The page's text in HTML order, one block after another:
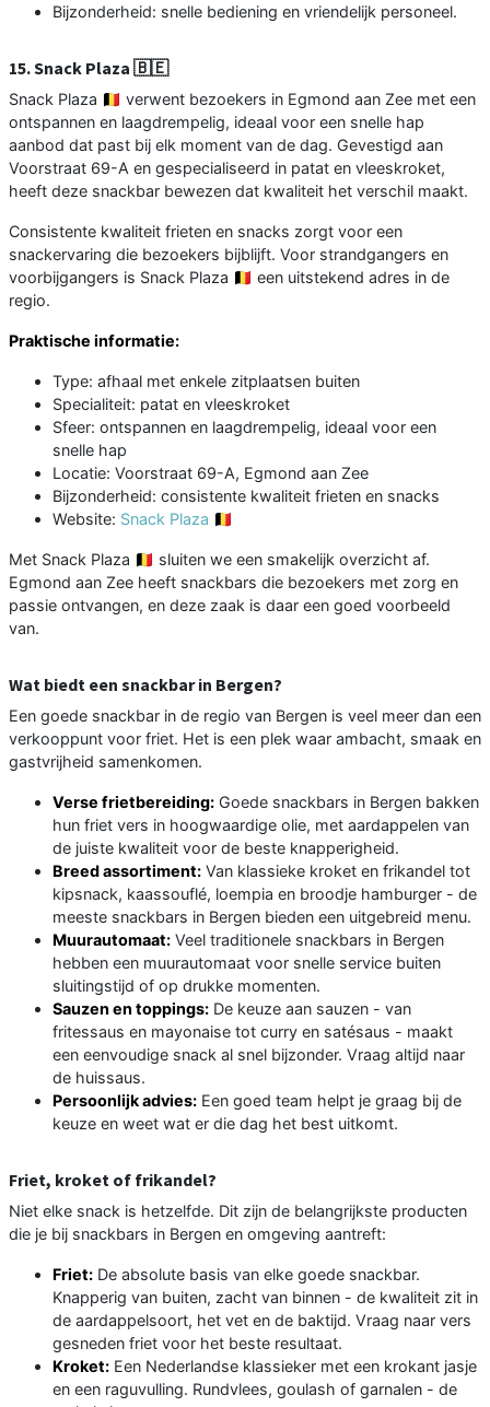
Bijzonderheid: snelle bediening en vriendelijk personeel.
15. Snack Plaza 🇧🇪
Snack Plaza 🇧🇪 verwent bezoekers in Egmond aan Zee met een
ontspannen en laagdrempelig, ideaal voor een snelle hap
aanbod dat past bij elk moment van de dag. Gevestigd aan
Voorstraat 69-A en gespecialiseerd in patat en vleeskroket,
heeft deze snackbar bewezen dat kwaliteit het verschil maakt.
Consistente kwaliteit frieten en snacks zorgt voor een
snackervaring die bezoekers bijblijft. Voor strandgangers en
voorbijgangers is Snack Plaza 🇧🇪 een uitstekend adres in de
regio.
Praktische informatie:
Type: afhaal met enkele zitplaatsen buiten
Specialiteit: patat en vleeskroket
Sfeer: ontspannen en laagdrempelig, ideaal voor een
snelle hap
Locatie: Voorstraat 69-A, Egmond aan Zee
Bijzonderheid: consistente kwaliteit frieten en snacks
Website: Snack Plaza 🇧🇪
Met Snack Plaza 🇧🇪 sluiten we een smakelijk overzicht af.
Egmond aan Zee heeft snackbars die bezoekers met zorg en
passie ontvangen, en deze zaak is daar een goed voorbeeld
van.
Wat biedt een snackbar in Bergen?
Een goede snackbar in de regio van Bergen is veel meer dan een
verkooppunt voor friet. Het is een plek waar ambacht, smaak en
gastvrijheid samenkomen.
Verse frietbereiding: Goede snackbars in Bergen bakken
hun friet vers in hoogwaardige olie, met aardappelen van
de juiste kwaliteit voor de beste knapperigheid.
Breed assortiment: Van klassieke kroket en frikandel tot
kipsnack, kaassouflé, loempia en broodje hamburger - de
meeste snackbars in Bergen bieden een uitgebreid menu.
Muurautomaat: Veel traditionele snackbars in Bergen
hebben een muurautomaat voor snelle service buiten
sluitingstijd of op drukke momenten.
Sauzen en toppings: De keuze aan sauzen - van
fritessaus en mayonaise tot curry en satésaus - maakt
een eenvoudige snack al snel bijzonder. Vraag altijd naar
de huissaus.
Persoonlijk advies: Een goed team helpt je graag bij de
keuze en weet wat er die dag het best uitkomt.
Friet, kroket of frikandel?
Niet elke snack is hetzelfde. Dit zijn de belangrijkste producten
die je bij snackbars in Bergen en omgeving aantreft:
Friet: De absolute basis van elke goede snackbar.
Knapperig van buiten, zacht van binnen - de kwaliteit zit in
de aardappelsoort, het vet en de baktijd. Vraag naar vers
gesneden friet voor het beste resultaat.
Kroket: Een Nederlandse klassieker met een krokant jasje
en een raguvulling. Rundvlees, goulash of garnalen - de